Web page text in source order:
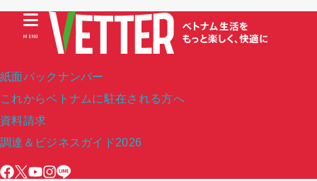
紙面バックナンバー
これからベトナムに駐在される方へ
資料請求
調達＆ビジネスガイド2026
MENU